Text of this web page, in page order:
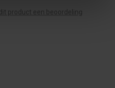
product een beoordeling